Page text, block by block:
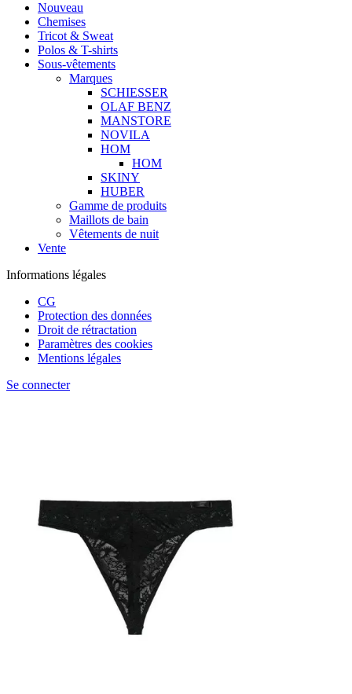
Nouveau
Chemises
Tricot & Sweat
Polos & T-shirts
Sous-vêtements
Marques
SCHIESSER
OLAF BENZ
MANSTORE
NOVILA
HOM
HOM
SKINY
HUBER
Gamme de produits
Maillots de bain
Vêtements de nuit
Vente
Informations légales
CG
Protection des données
Droit de rétractation
Paramètres des cookies
Mentions légales
Se connecter